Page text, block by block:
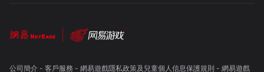
公司簡介- 客戶服務 - 網易遊戲隱私政策及兒童個人信息保護規則 - 網易遊戲